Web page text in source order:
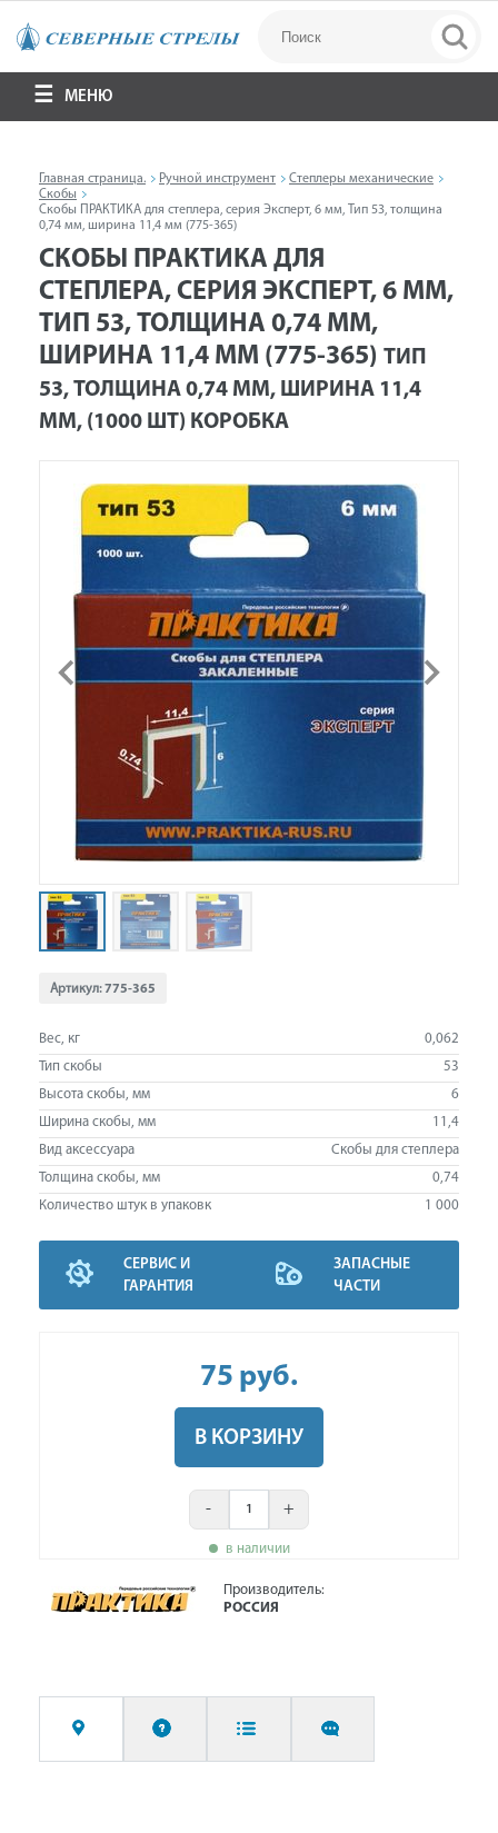
МЕНЮ
Главная страница. Ручной инструмент
Степлеры механические
Скобы
Скобы ПРАКТИКА для степлера, серия Эксперт, 6 мм, Тип 53, толщина
0,74 мм, ширина 11,4 мм (775-365)
СКОБЫ ПРАКТИКА ДЛЯ
СТЕПЛЕРА, СЕРИЯ ЭКСПЕРТ, 6 ММ,
ТИП 53, ТОЛЩИНА 0,74 ММ,
ШИРИНА 11,4 ММ (775-365) ТИП
53, ТОЛЩИНА 0,74 ММ, ШИРИНА 11,4
ММ, (1000 ШТ) КОРОБКА
Артикул:775-365
Вес, кг
0,062
Тип скобы
53
Высота скобы, мм
6
Ширина скобы, мм
11,4
Вид аксессуара
Скобы для степлера
Толщина скобы, мм
0,74
Количество штук в упаковк
1 000
СЕРВИС И
ГАРАНТИЯ
ЗАПАСНЫЕ
ЧАСТИ
75 руб.
В КОРЗИНУ
- +
в наличии
Производитель:
РОССИЯ